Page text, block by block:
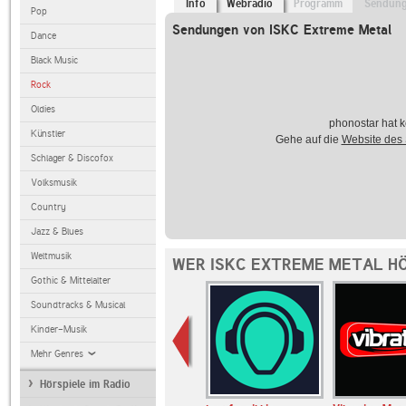
Pop
Dance
Black Music
Rock
Oldies
Künstler
Schlager & Discofox
Volksmusik
Country
Jazz & Blues
Weltmusik
Gothic & Mittelalter
Soundtracks & Musical
Kinder-Musik
Mehr Genres
Hörspiele im Radio
Info Webradio Programm
Sendungen von ISKC Extreme Metal
phonostar hat
Gehe auf die Website des
WER ISKC EXTREME METAL